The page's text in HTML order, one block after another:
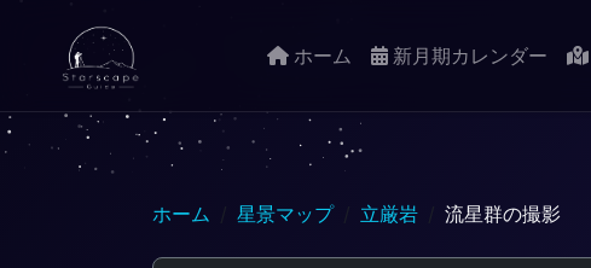
ホーム 新月期カレンダー
ホーム 星景マップ 立厳岩 流星群の撮影